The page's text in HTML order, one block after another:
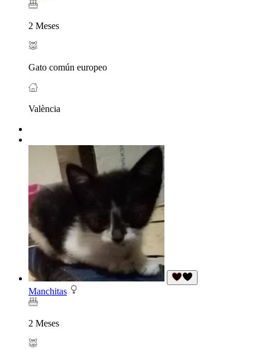
2 Meses
Gato común europeo
València
Manchitas
2 Meses